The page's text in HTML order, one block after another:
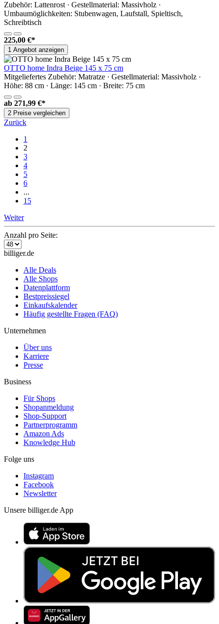
Zubehör: Lattenrost · Gestellmaterial: Massivholz ·
Umbaumöglichkeiten: Stubenwagen, Laufstall, Spieltisch,
Schreibtisch
225,00 €*
1 Angebot anzeigen
OTTO home Indra Beige 145 x 75 cm
Mitgeliefertes Zubehör: Matratze · Gestellmaterial: Massivholz ·
Höhe: 88 cm · Länge: 145 cm · Breite: 75 cm
ab 271,99 €*
2 Preise vergleichen
Zurück
1
2
3
4
5
6
...
15
Weiter
Anzahl pro Seite:
billiger.de
Alle Deals
Alle Shops
Datenplattform
Bestpreissiegel
Einkaufskalender
Häufig gestellte Fragen (FAQ)
Unternehmen
Über uns
Karriere
Presse
Business
Für Shops
Shopanmeldung
Shop-Support
Partnerprogramm
Amazon Ads
Knowledge Hub
Folge uns
Instagram
Facebook
Newsletter
Unsere billiger.de App